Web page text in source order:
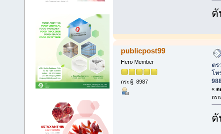
ดั
publicpost99
Hero Member
กระทู้: 8987
ตร
โท
« ต
กร
ดั